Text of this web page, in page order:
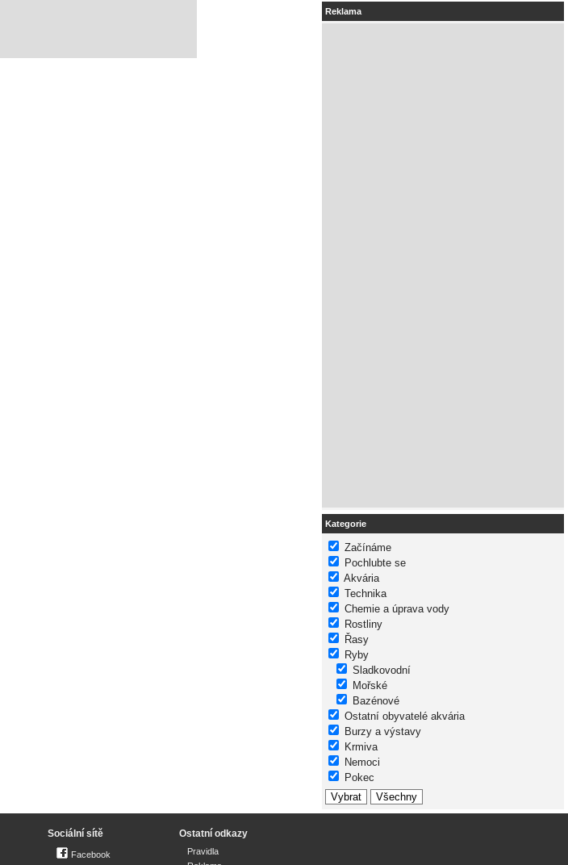
Reklama
Kategorie
Začínáme
Pochlubte se
Akvária
Technika
Chemie a úprava vody
Rostliny
Řasy
Ryby
Sladkovodní
Mořské
Bazénové
Ostatní obyvatelé akvária
Burzy a výstavy
Krmiva
Nemoci
Pokec
Sociální sítě
Facebook
Ostatní odkazy
Pravidla